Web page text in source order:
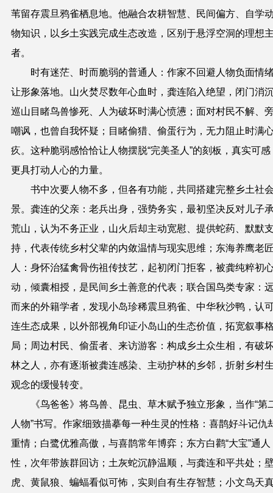
苇留存震旦鸦雀栖息地。他融合农耕智慧、民间偏方、自学
物知识，以乡土实践完成生态改造，区别于悬浮空洞的理想
者。
时有迷茫、时而脆弱的普通人：作家不回避人物负面情
让形象落地。山火焚尽数年心血时，龚连陷入绝望，闭门消
巡山目睹鸟兽惨死、人为破坏时满心愤懑；面对村民不解、
嘲讽，也曾自我怀疑；目睹偷猎、偷蛋行为，无力阻止时满
疚。这种脆弱感恰恰让人物摆脱“完美圣人 ”的刻板，真实可感
更具打动人心的力量。
书中次要人物不多，但各有功能，共同搭建完整乡土社
景。龚连的父亲：老兵出身，强势务实，最初坚决反对儿子
荒山，认为不务正业，山火后却主动宽慰、提供蛇药、默默
持，代表传统乡村父辈的内敛温情与现实思维；东海养鹰老
人：身怀治猛禽骨伤祖传技艺，起初闭门拒客，被龚纯粹初
动，倾囊相授，是民间乡土善意的代表；联合国鸟类专家：
而来的外籍学者，发现小岛珍稀震旦鸦雀、中华秋沙鸭，认
连生态成果，以外部视角印证小岛山的生态价值，拓宽叙事
局；周边村民、偷蛋者、来访游客：构成乡土众生相，有破
林之人，亦有逐渐被龚连感染、主动护林的乡邻，折射乡村
观念的缓慢转变。
《鸟爸爸》将鸟兽、昆虫、草木赋予独立形象，当作“第
人物”书写。作家细致描摹每一种生灵的性格：喜鹊好斗记仇
重情；白鹭优雅高傲，与喜鹊常年博弈；东方白鹳“大宝”通人
性，次年带族群回访；土灰蛇沉静温顺，与龚连和平共处；
虎、黄鼠狼、蝙蝠看似可怖，实则自有生存智慧；小文鸟天